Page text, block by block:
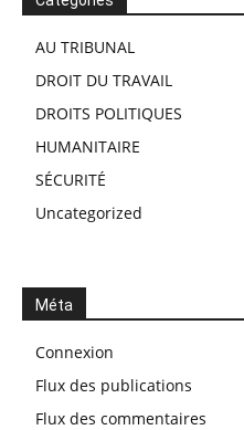
AU TRIBUNAL
DROIT DU TRAVAIL
DROITS POLITIQUES
HUMANITAIRE
SÉCURITÉ
Uncategorized
Méta
Connexion
Flux des publications
Flux des commentaires